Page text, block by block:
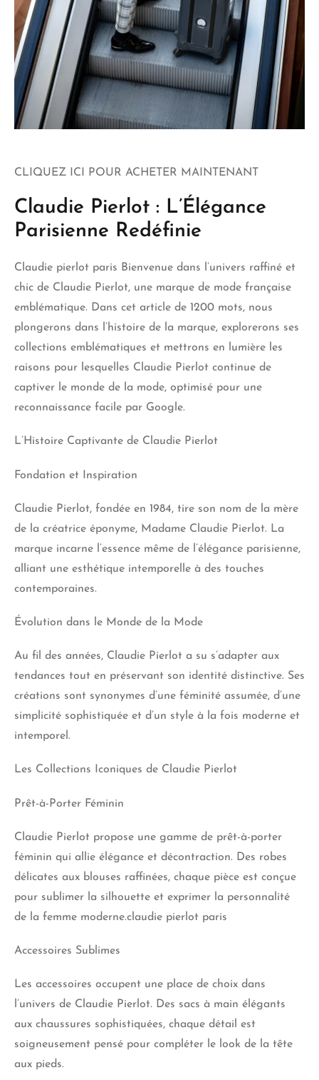
CLIQUEZ ICI POUR ACHETER MAINTENANT
Claudie Pierlot : L’Élégance
Parisienne Redéfinie
Claudie pierlot paris Bienvenue dans l’univers raffiné et
chic de Claudie Pierlot, une marque de mode française
emblématique. Dans cet article de 1200 mots, nous
plongerons dans l’histoire de la marque, explorerons ses
collections emblématiques et mettrons en lumière les
raisons pour lesquelles Claudie Pierlot continue de
captiver le monde de la mode, optimisé pour une
reconnaissance facile par Google.
L’Histoire Captivante de Claudie Pierlot
Fondation et Inspiration
Claudie Pierlot, fondée en 1984, tire son nom de la mère
de la créatrice éponyme, Madame Claudie Pierlot. La
marque incarne l’essence même de l’élégance parisienne,
alliant une esthétique intemporelle à des touches
contemporaines.
Évolution dans le Monde de la Mode
Au fil des années, Claudie Pierlot a su s’adapter aux
tendances tout en préservant son identité distinctive. Ses
créations sont synonymes d’une féminité assumée, d’une
simplicité sophistiquée et d’un style à la fois moderne et
intemporel.
Les Collections Iconiques de Claudie Pierlot
Prêt-à-Porter Féminin
Claudie Pierlot propose une gamme de prêt-à-porter
féminin qui allie élégance et décontraction. Des robes
délicates aux blouses raffinées, chaque pièce est conçue
pour sublimer la silhouette et exprimer la personnalité
de la femme moderne.claudie pierlot paris
Accessoires Sublimes
Les accessoires occupent une place de choix dans
l’univers de Claudie Pierlot. Des sacs à main élégants
aux chaussures sophistiquées, chaque détail est
soigneusement pensé pour compléter le look de la tête
aux pieds.